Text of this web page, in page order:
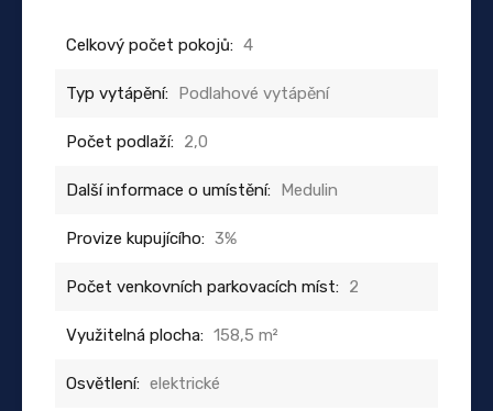
Celkový počet pokojů: 4
Typ vytápění: Podlahové vytápění
Počet podlaží: 2,0
Další informace o umístění: Medulin
Provize kupujícího: 3%
Počet venkovních parkovacích míst: 2
Využitelná plocha: 158,5 m²
Osvětlení: elektrické